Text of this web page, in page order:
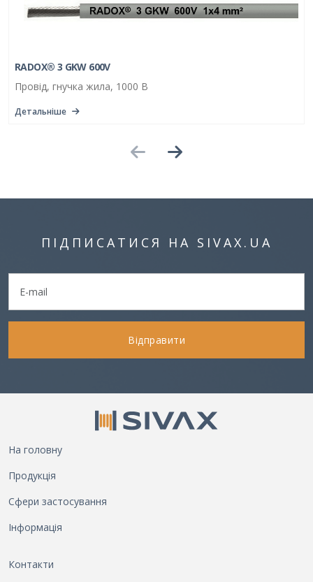
RADOX® 3 GKW 600V
Провід, гнучка жила, 1000 В
Детальніше
ПІДПИСАТИСЯ НА SIVAX.UA
Відправити
На головну
Продукція
Сфери застосування
Інформація
Контакти